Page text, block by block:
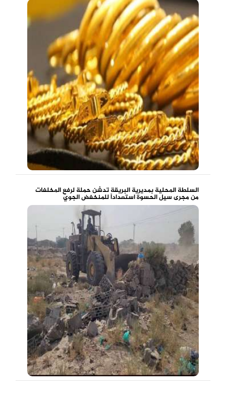
السلطة المحلية بمديرية البريقة تدشن حملة لرفع المخلفات
من مجرى سيل الحسوة استعداداً للمنخفض الجوي